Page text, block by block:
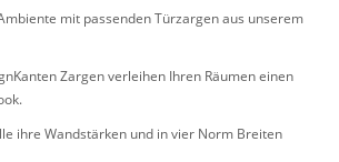
mit passenden Türzargen aus unserem
Zargen verleihen Ihren Räumen einen
ihre Wandstärken und in vier Norm Breiten